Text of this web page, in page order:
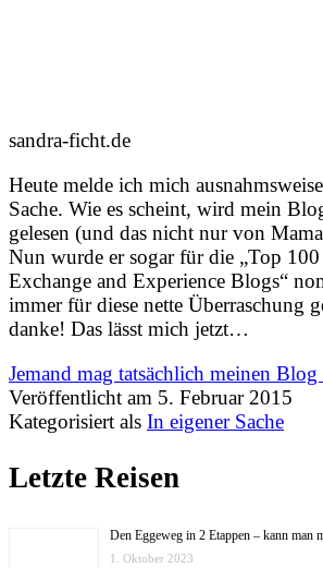
sandra-ficht.de
Heute melde ich mich
Sache. Wie es scheint, wird mein
gelesen (und das nicht nur von
Nun wurde er sogar für die „Top
Exchange and Experience Blogs“
immer für diese nette Überraschung
danke! Das lässt mich jetzt…
Jemand mag tatsächlich meinen Blog
Veröffentlicht am 5. Februar 2015
Kategorisiert als In eigener Sache
Letzte Reisen
Den Eggeweg in 2 Etappen – kann man
1. Oktober 2023